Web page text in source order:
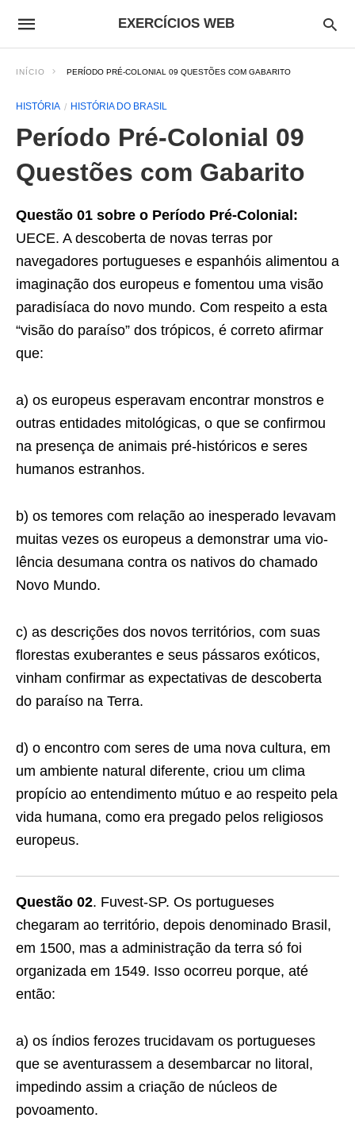
EXERCÍCIOS WEB
INÍCIO PERÍODO PRÉ-COLONIAL 09 QUESTÕES COM GABARITO
HISTÓRIA HISTÓRIA DO BRASIL
Período Pré-Colonial 09
Questões com Gabarito
Questão 01 sobre o Período Pré-Colonial:
UECE. A descoberta de novas terras por
navegadores por­tugueses e espanhóis alimentou a
imaginação dos europeus e fomentou uma visão
paradisíaca do novo mundo. Com respeito a esta
“visão do paraíso” dos trópicos, é correto afirmar
que:
a) os europeus esperavam encontrar monstros e
outras entidades mitológicas, o que se confirmou
na presença de animais pré-históricos e seres
humanos estranhos.
b) os temores com relação ao inesperado levavam
muitas vezes os europeus a demonstrar uma vio­
lência desumana contra os nativos do chamado
Novo Mundo.
c) as descrições dos novos territórios, com suas
florestas exuberantes e seus pássaros exóticos,
vinham confirmar as expectativas de descoberta
do paraíso na Terra.
d) o encontro com seres de uma nova cultura, em
um ambiente natural diferente, criou um clima
propício ao entendimento mútuo e ao respeito pela
vida humana, como era pregado pelos religiosos
europeus.
Questão 02. Fuvest-SP. Os portugueses
chegaram ao território, depois de­nominado Brasil,
em 1500, mas a administração da terra só foi
organizada em 1549. Isso ocorreu porque, até
então:
a) os índios ferozes trucidavam os portugueses
que se aventurassem a desembarcar no litoral,
impedindo assim a criação de núcleos de
povoamento.